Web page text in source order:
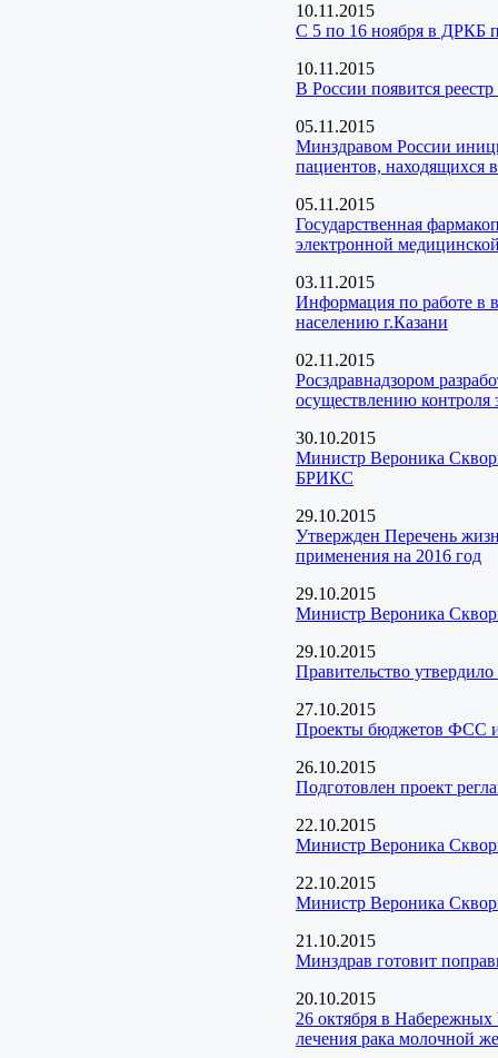
10.11.2015
С 5 по 16 ноября в ДРКБ
10.11.2015
В России появится
05.11.2015
Минздравом России
пациентов, находящихся
05.11.2015
Государственная
электронной
03.11.2015
Информация по работе в
населению г.Казани
02.11.2015
Росздравнадзором
осуществлению контроля
30.10.2015
Министр Вероника
БРИКС
29.10.2015
Утвержден Перечень
применения на 2016 год
29.10.2015
Министр Вероника
29.10.2015
Правительство
27.10.2015
Проекты бюджетов ФСС
26.10.2015
Подготовлен проект
22.10.2015
Министр Вероника
22.10.2015
Министр Вероника
21.10.2015
Минздрав готовит
20.10.2015
26 октября в
лечения рака молочной